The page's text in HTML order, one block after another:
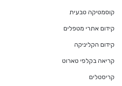
קוסמטיקה טבעית
קידום אתרי מטפלים
קידום הקליניקה
קריאה בקלפי טארוט
קריסטלים